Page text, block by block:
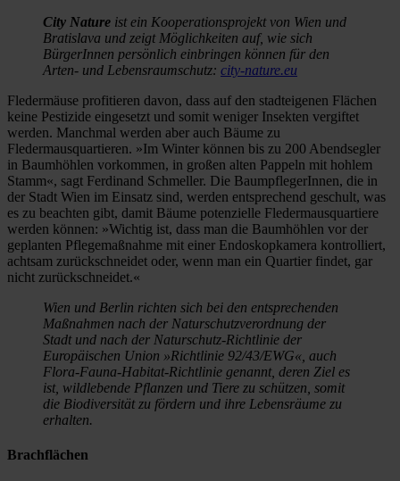
City Nature ist ein Kooperationsprojekt von Wien und
Bratislava und zeigt Möglichkeiten auf, wie sich
BürgerInnen persönlich einbringen können für den
Arten- und Lebensraumschutz: city-nature.eu
Fledermäuse profitieren davon, dass auf den stadteigenen Flächen
keine Pestizide eingesetzt und somit weniger Insekten vergiftet
werden. Manchmal werden aber auch Bäume zu
Fledermausquartieren. »Im Winter können bis zu 200 Abendsegler
in Baumhöhlen vorkommen, in großen alten Pappeln mit hohlem
Stamm«, sagt Ferdinand Schmeller. Die BaumpflegerInnen, die in
der Stadt Wien im Einsatz sind, werden entsprechend geschult, was
es zu beachten gibt, damit Bäume potenzielle Fledermausquartiere
werden können: »Wichtig ist, dass man die Baumhöhlen vor der
geplanten Pflegemaßnahme mit einer Endoskopkamera kontrolliert,
achtsam zurückschneidet oder, wenn man ein Quartier findet, gar
nicht zurückschneidet.«
Wien und Berlin richten sich bei den entsprechenden
Maßnahmen nach der Naturschutzverordnung der
Stadt und nach der Naturschutz-Richtlinie der
Europäischen Union »Richtlinie 92/43/EWG«, auch
Flora-Fauna-Habitat-Richtlinie genannt, deren Ziel es
ist, wildlebende Pflanzen und Tiere zu schützen, somit
die Biodiversität zu fördern und ihre Lebensräume zu
erhalten.
Brachflächen